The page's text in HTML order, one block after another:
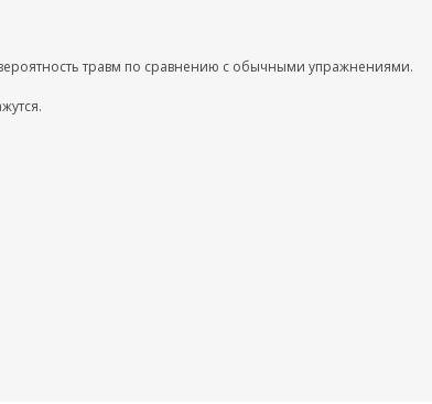
травм по сравнению с обычными упражнениями.